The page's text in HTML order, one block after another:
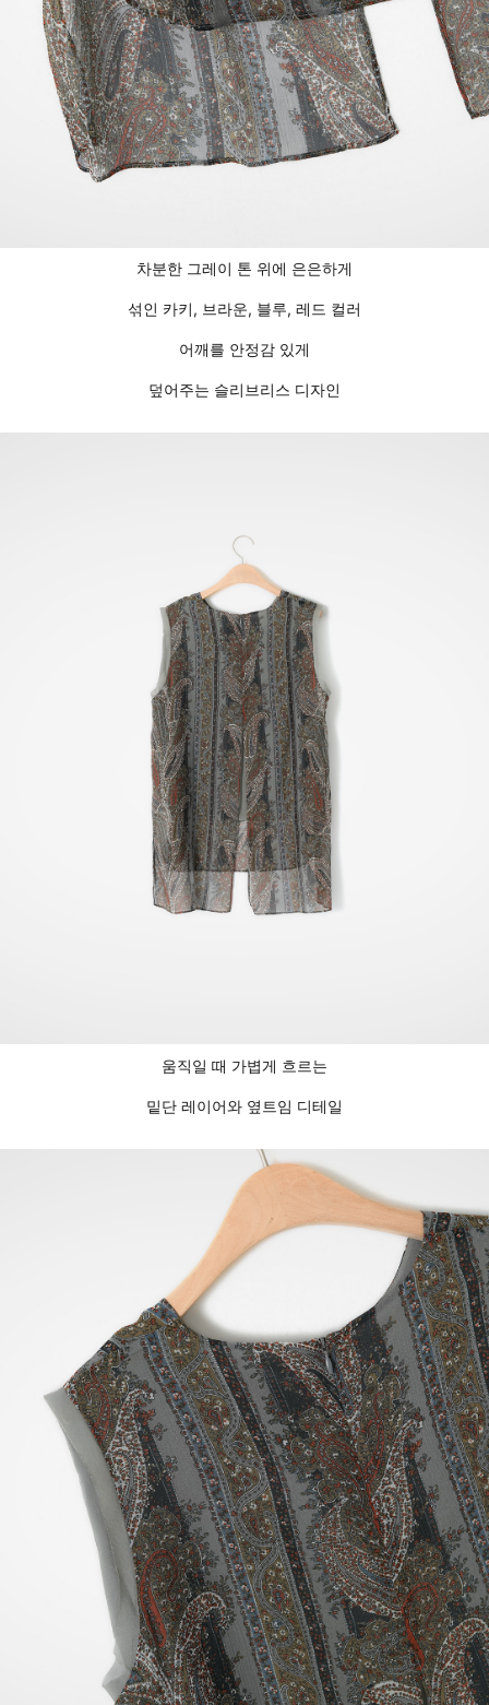
차분한 그레이 톤 위에 은은하게
섞인 카키, 브라운, 블루, 레드 컬러
어깨를 안정감 있게
덮어주는 슬리브리스 디자인
움직일 때 가볍게 흐르는
밑단 레이어와 옆트임 디테일